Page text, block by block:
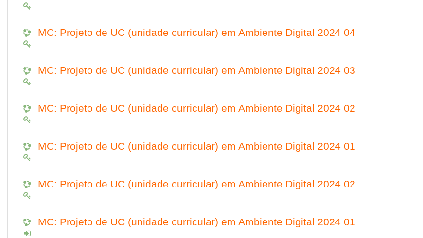
MC: Projeto de UC (unidade curricular) em Ambiente Digital 2024 04
MC: Projeto de UC (unidade curricular) em Ambiente Digital 2024 03
MC: Projeto de UC (unidade curricular) em Ambiente Digital 2024 02
MC: Projeto de UC (unidade curricular) em Ambiente Digital 2024 01
MC: Projeto de UC (unidade curricular) em Ambiente Digital 2024 02
MC: Projeto de UC (unidade curricular) em Ambiente Digital 2024 01